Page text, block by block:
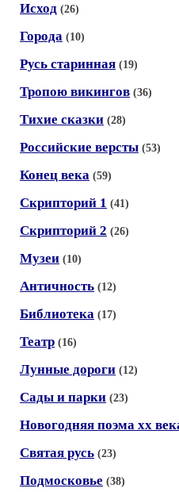
Исход (26)
Города (10)
Русь старинная (19)
Тропою викингов (36)
Тихие сказки (28)
Российские версты (53)
Конец века (59)
Скрипторий 1 (41)
Скрипторий 2 (26)
Музеи (10)
Античность (12)
Библиотека (17)
Театр (16)
Лунные дороги (12)
Сады и парки (23)
Новогодняя поэма хх
Святая русь (23)
Подмосковье (38)